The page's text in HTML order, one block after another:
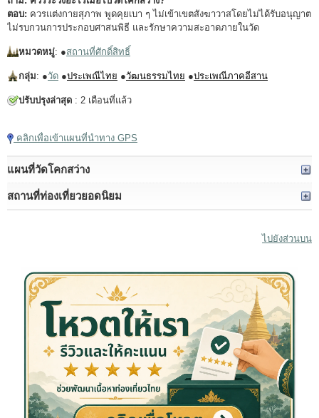
ตอบ: ควรแต่งกายสุภาพ พูดคุยเบา ๆ ไม่เข้าเขตสังฆาวาสโดยไม่ได้รับอนุญาต
ไม่รบกวนการประกอบศาสนพิธี และรักษาความสะอาดภายในวัด
หมวดหมู่: ●สถานที่ศักดิ์สิทธิ์
กลุ่ม: ●วัด ●ประเพณีไทย ●วัฒนธรรมไทย ●ประเพณีภาคอีสาน
ปรับปรุงล่าสุด : 2 เดือนที่แล้ว
คลิกเพื่อเข้าแผนที่นำทาง GPS
แผนที่วัดโคกสว่าง
สถานที่ท่องเที่ยวยอดนิยม
ไปยังส่วนบน